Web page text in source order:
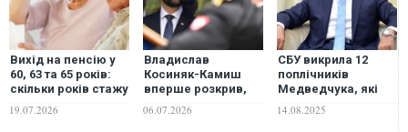
Вихід на пенсію у
60, 63 та 65 років:
скільки років стажу
українцям у 2026–
19.07.2026
Владислав
Косиняк-Камиш
вперше розкрив,
витратила на
06.07.2026
СБУ викрила 12
поплічників
Медведчука, які
РФ та проводили
14.08.2025